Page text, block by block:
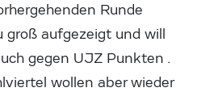
Runde
groß aufgezeigt und will
gegen UJZ Punkten .
wollen aber wieder